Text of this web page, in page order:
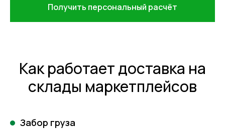
Получить персональный расчёт
Как работает доставка на
склады маркетплейсов
Забор груза